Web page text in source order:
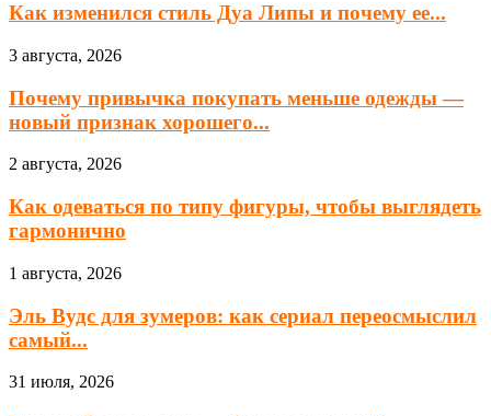
Как изменился стиль Дуа Липы и почему ее...
3 августа, 2026
Почему привычка покупать меньше одежды —
новый признак хорошего...
2 августа, 2026
Как одеваться по типу фигуры, чтобы выглядеть
гармонично
1 августа, 2026
Эль Вудс для зумеров: как сериал переосмыслил
самый...
31 июля, 2026